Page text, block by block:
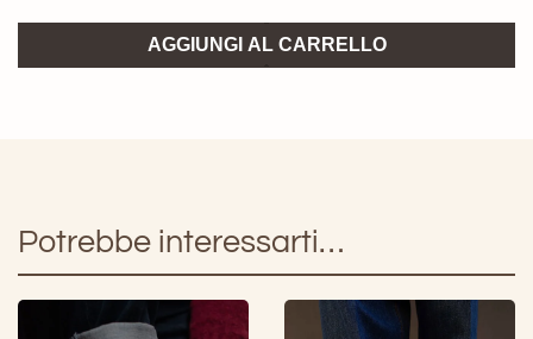
Loafer
AGGIUNGI AL CARRELLO
Potrebbe interessarti…